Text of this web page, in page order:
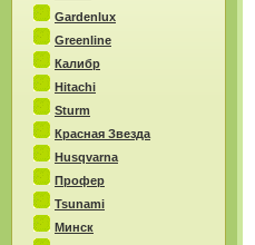
Gardenlux
Greenline
Калибр
Hitachi
Sturm
Красная Звезда
Husqvarna
Профер
Tsunami
Минск